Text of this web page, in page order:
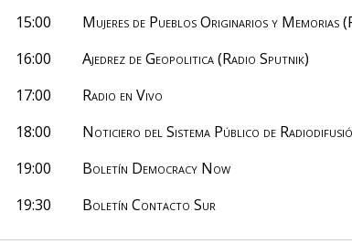
15:00
16:00
17:00
18:00
19:00
19:30
Mujeres de Pueblos Originarios y Memorias
Ajedrez de Geopolitica (Radio Sputnik)
Radio en Vivo
Noticiero del Sistema Público de
Boletín Democracy Now
Boletín Contacto Sur